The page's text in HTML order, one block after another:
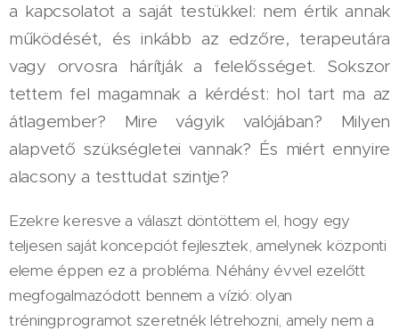
a kapcsolatot a saját testükkel: nem értik annak
működését, és inkább az edzőre, terapeutára
vagy orvosra hárítják a felelősséget. Sokszor
tettem fel magamnak a kérdést: hol tart ma az
átlagember? Mire vágyik valójában? Milyen
alapvető szükségletei vannak? És miért ennyire
alacsony a testtudat szintje?
Ezekre keresve a választ döntöttem el, hogy egy
teljesen saját koncepciót fejlesztek, amelynek központi
eleme éppen ez a probléma. Néhány évvel ezelőtt
megfogalmazódott bennem a vízió: olyan
tréningprogramot szeretnék létrehozni, amely nem a